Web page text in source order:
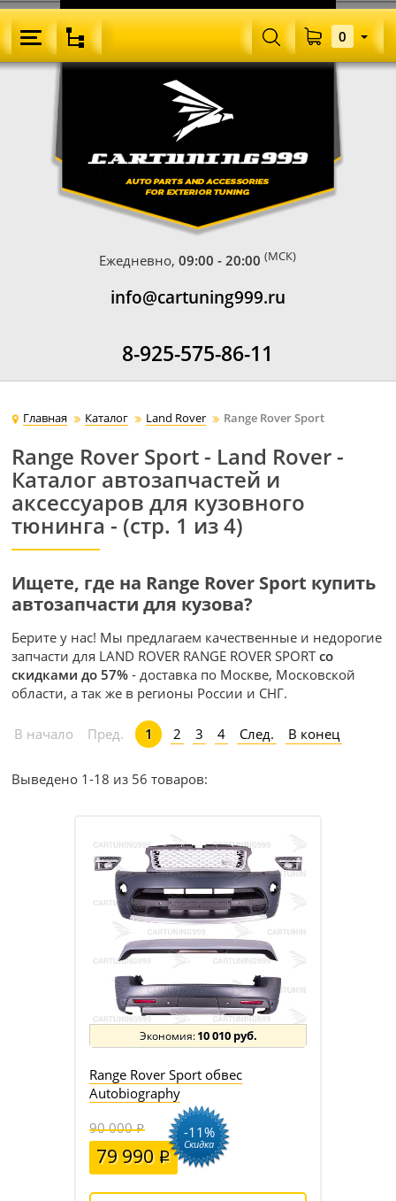
Ежедневно,09:00 - 20:00 (МСК)
info@cartuning999.ru
8-925-575-86-11
0
Главная Каталог Land Rover Range Rover Sport
Range Rover Sport - Land Rover -
Каталог автозапчастей и
аксессуаров для кузовного
тюнинга - (стр. 1 из 4)
Ищете, где на Range Rover Sport купить
автозапчасти для кузова?
Берите у нас! Мы предлагаем качественные и недорогие
запчасти для LAND ROVER RANGE ROVER SPORTсо
скидками до 57% - доставка по Москве, Московской
области, а так же в регионы России и СНГ.
В начало Пред. 1 2 3 4 След. В конец
Выведено 1-18 из 56 товаров:
10 010 руб.
Range Rover Sport обвес
Autobiography
90 000
79 990
-11%
Скидка